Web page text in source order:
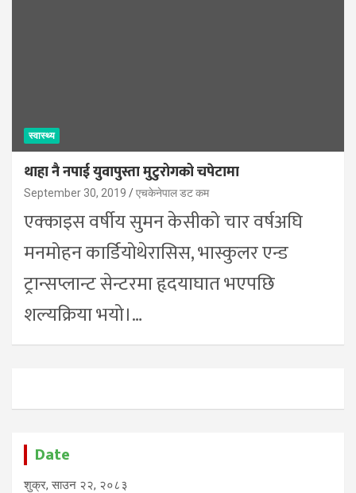
स्वास्थ्य
थाहा नै नपाई युवापुस्ता मुटुरोगको चपेटामा
September 30, 2019 एचकेनेपाल डट कम
एक्काइस वर्षीय सुमन केसीको चार वर्षअघि
मनमोहन कार्डियोथेरासिस, भास्कुलर एन्ड
ट्रान्सप्लान्ट सेन्टरमा हृदयाघात भएपछि
शल्यक्रिया भयो।…
Date
शुक्र, साउन २२, २०८३